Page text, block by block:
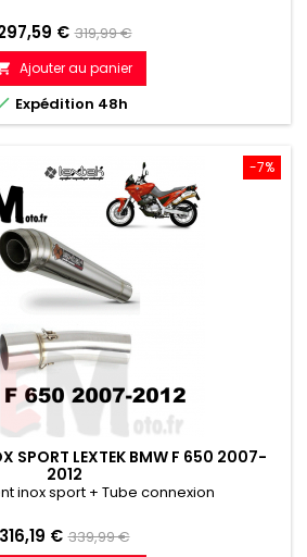
€ Prix
de
référence
319,99 €
Ajouter au panier
Expédition 48h
-7%
SPORT LEXTEK BMW F 650 2007-
2012
inox sport + Tube connexion
Prix
316,19 € Prix
339,99 €